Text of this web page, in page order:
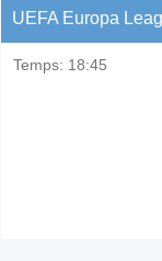
UEFA Europa
Temps: 18:45